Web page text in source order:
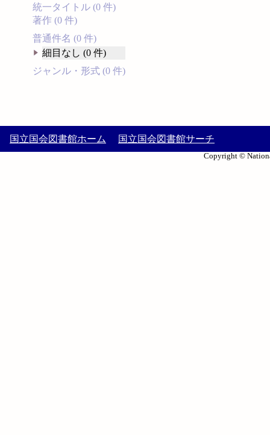
統一タイトル (0 件)
著作 (0 件)
普通件名 (0 件)
細目なし (0 件)
ジャンル・形式 (0 件)
国立国会図書館ホーム 国立国会図書館サーチ
Copyright ©